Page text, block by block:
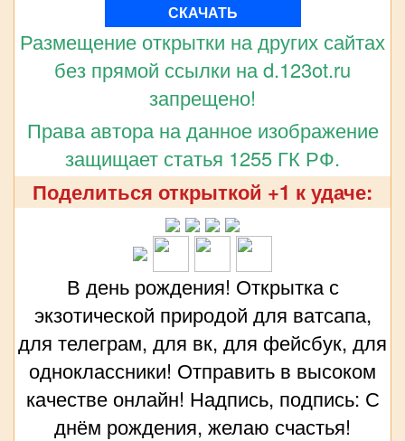
СКАЧАТЬ
Размещение открытки на других сайтах
без прямой ссылки на d.123ot.ru
запрещено!
Права автора на данное изображение
защищает статья 1255 ГК РФ.
Поделиться открыткой +1 к удаче:
В день рождения! Открытка с
экзотической природой для ватсапа,
для телеграм, для вк, для фейсбук, для
одноклассники! Отправить в высоком
качестве онлайн! Надпись, подпись: С
днём рождения, желаю счастья!